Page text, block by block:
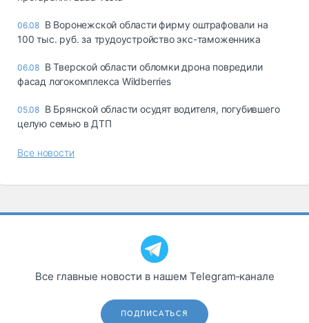
06.08 В Воронежской области фирму оштрафовали на
100 тыс. руб. за трудоустройство экс-таможенника
06.08 В Тверской области обломки дрона повредили
фасад логокомплекса Wildberries
05.08 В Брянской области осудят водителя, погубившего
целую семью в ДТП
Все новости
Все главные новости в нашем Telegram‑канале
ПОДПИСАТЬСЯ